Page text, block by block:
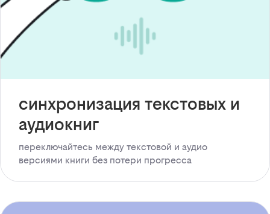
синхронизация текстовых и
аудиокниг
переключайтесь между текстовой и аудио
версиями книги без потери прогресса